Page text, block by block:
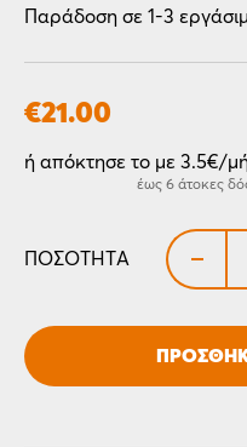
Παράδοση σε 1-3
€21.00
ή απόκτησε το με 3.5€/
έως 6 άτοκες
ΠΟΣΌΤΗΤΑ
+